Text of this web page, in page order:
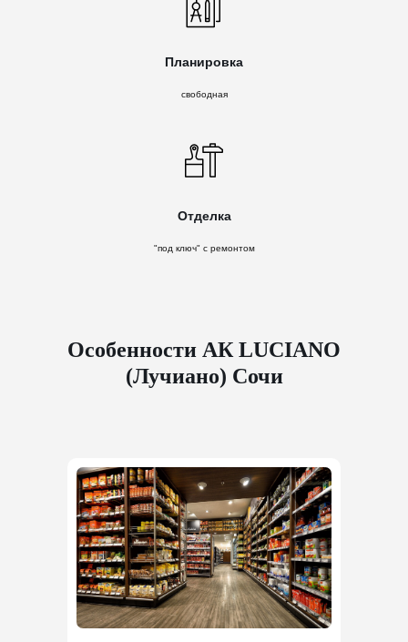
Планировка
свободная
Отделка
"под ключ" с ремонтом
Особенности АК LUCIANO
(Лучиано) Сочи